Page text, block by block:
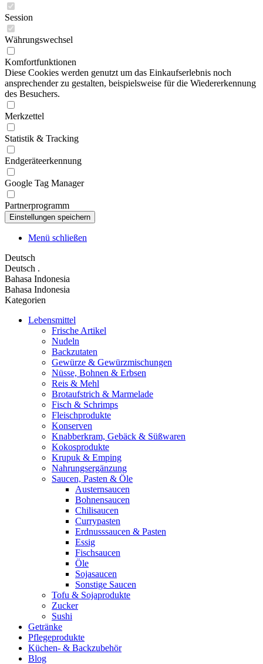
Session
Währungswechsel
Komfortfunktionen
Diese Cookies werden genutzt um das Einkaufserlebnis noch
ansprechender zu gestalten, beispielsweise für die Wiedererkennung
des Besuchers.
Merkzettel
Statistik & Tracking
Endgeräteerkennung
Google Tag Manager
Partnerprogramm
Menü schließen
Deutsch
Deutsch .
Bahasa Indonesia
Bahasa Indonesia
Kategorien
Lebensmittel
Frische Artikel
Nudeln
Backzutaten
Gewürze & Gewürzmischungen
Nüsse, Bohnen & Erbsen
Reis & Mehl
Brotaufstrich & Marmelade
Fisch & Schrimps
Fleischprodukte
Konserven
Knabberkram, Gebäck & Süßwaren
Kokosprodukte
Krupuk & Emping
Nahrungsergänzung
Saucen, Pasten & Öle
Austernsaucen
Bohnensaucen
Chilisaucen
Currypasten
Erdnusssaucen & Pasten
Essig
Fischsaucen
Öle
Sojasaucen
Sonstige Saucen
Tofu & Sojaprodukte
Zucker
Sushi
Getränke
Pflegeprodukte
Küchen- & Backzubehör
Blog